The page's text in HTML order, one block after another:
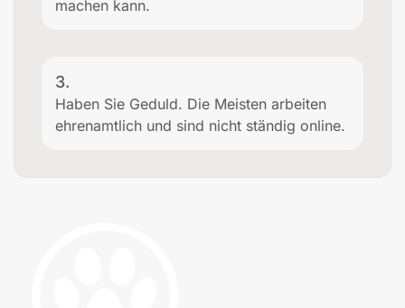
machen kann.
3.
Haben Sie Geduld. Die Meisten arbeiten
ehrenamtlich und sind nicht ständig online.